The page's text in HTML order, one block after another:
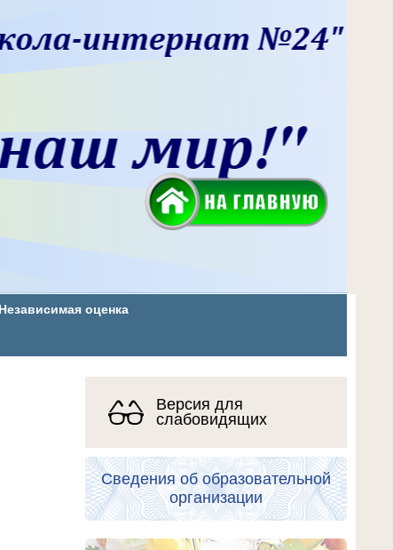
Независимая оценка
Версия для
слабовидящих
Сведения об образовательной
организации